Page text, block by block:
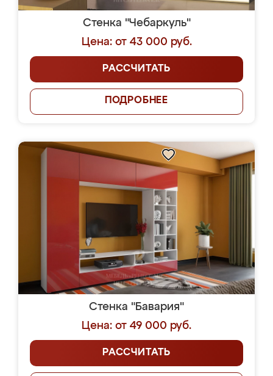
Стенка "Чебаркуль"
Цена: от 43 000 руб.
РАССЧИТАТЬ
ПОДРОБНЕЕ
Стенка "Бавария"
Цена: от 49 000 руб.
РАССЧИТАТЬ